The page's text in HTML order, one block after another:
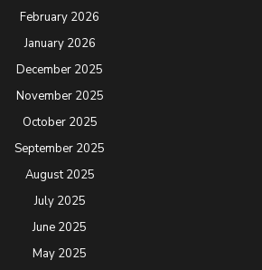
February 2026
January 2026
December 2025
November 2025
October 2025
September 2025
August 2025
July 2025
June 2025
May 2025